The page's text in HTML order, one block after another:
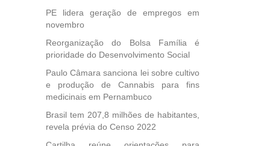
PE lidera geração de empregos em
novembro
Reorganização do Bolsa Família é
prioridade do Desenvolvimento Social
Paulo Câmara sanciona lei sobre cultivo
e produção de Cannabis para fins
medicinais em Pernambuco
Brasil tem 207,8 milhões de habitantes,
revela prévia do Censo 2022